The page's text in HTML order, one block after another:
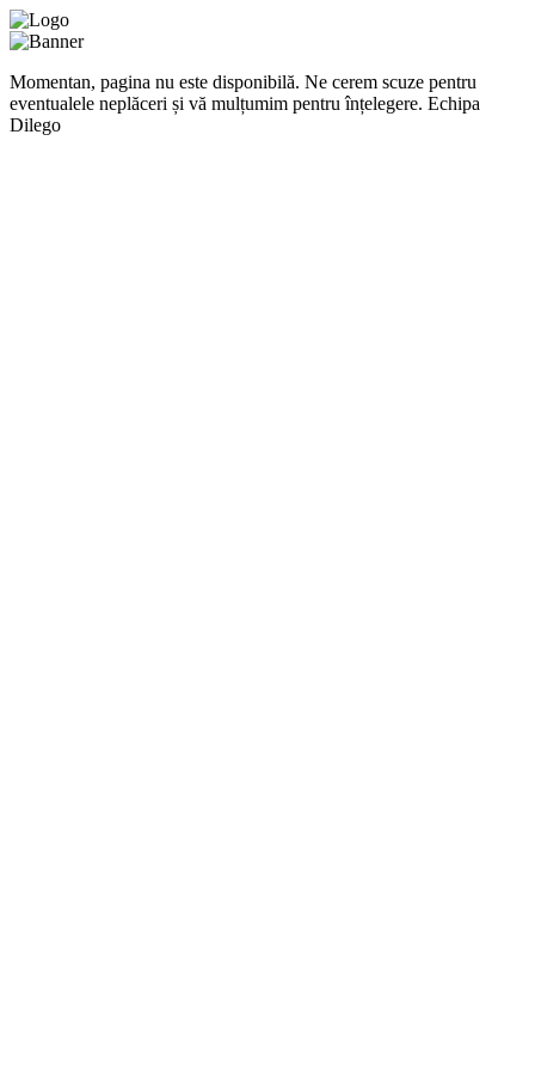
Momentan, pagina nu este disponibilă. Ne cerem scuze pentru
eventualele neplăceri și vă mulțumim pentru înțelegere. Echipa
Dilego